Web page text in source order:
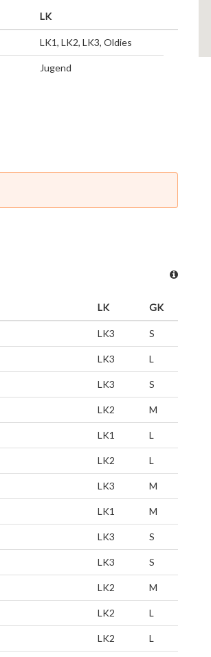
LK
LK1, LK2, LK3, Oldies
Jugend
LK GK
LK3 S
LK3 L
LK3 S
LK2 M
LK1 L
LK2 L
LK3 M
LK1 M
LK3 S
LK3 S
LK2 M
LK2 L
LK2 L